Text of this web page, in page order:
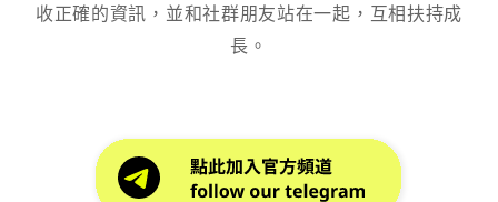
收正確的資訊，並和社群朋友站在一起，互相扶持成
長。